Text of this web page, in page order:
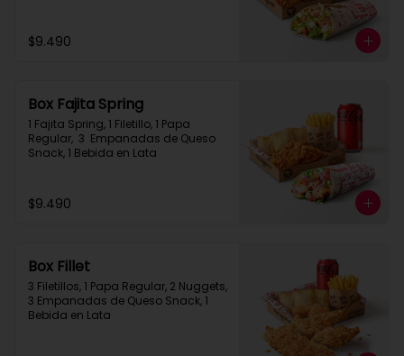
$9.490
Box Fajita Spring
1 Fajita Spring, 1 Filetillo, 1 Papa
Regular,  3  Empanadas de Queso
Snack, 1 Bebida en Lata
$9.490
Box Fillet
3 Filetillos, 1 Papa Regular, 2 Nuggets,
3 Empanadas de Queso Snack, 1
Bebida en Lata